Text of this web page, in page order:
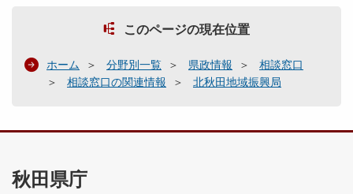
このページの現在位置
ホーム 分野別一覧 県政情報
相談窓口
相談窓口の関連情報
北秋田地域振興局
秋田県庁